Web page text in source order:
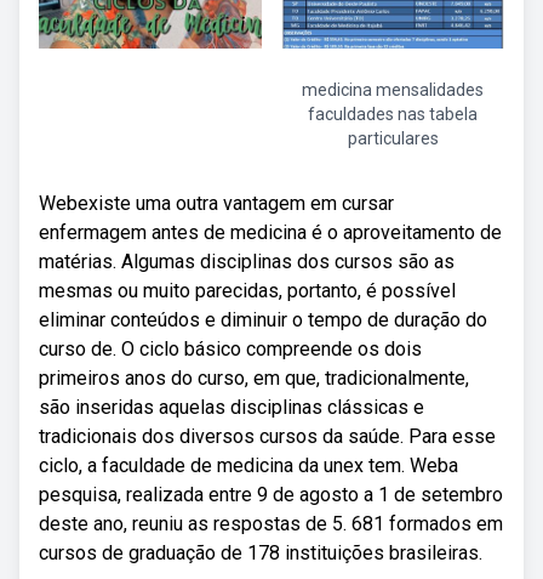
medicina mensalidades
faculdades nas tabela
particulares
Webexiste uma outra vantagem em cursar
enfermagem antes de medicina é o aproveitamento de
matérias. Algumas disciplinas dos cursos são as
mesmas ou muito parecidas, portanto, é possível
eliminar conteúdos e diminuir o tempo de duração do
curso de. O ciclo básico compreende os dois
primeiros anos do curso, em que, tradicionalmente,
são inseridas aquelas disciplinas clássicas e
tradicionais dos diversos cursos da saúde. Para esse
ciclo, a faculdade de medicina da unex tem. Weba
pesquisa, realizada entre 9 de agosto a 1 de setembro
deste ano, reuniu as respostas de 5. 681 formados em
cursos de graduação de 178 instituições brasileiras.